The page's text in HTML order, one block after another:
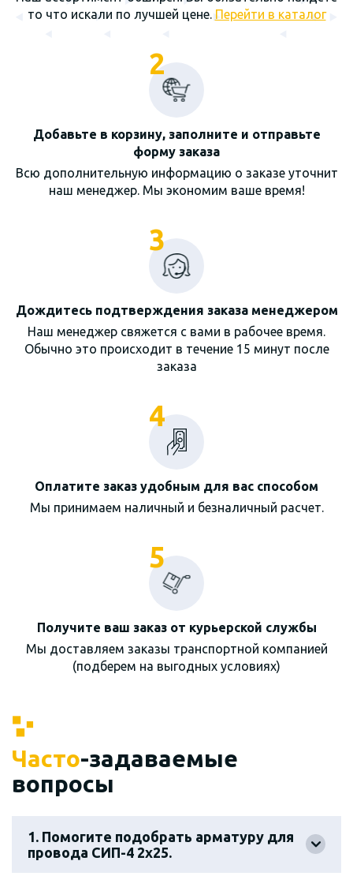
то что искали по лучшей цене. Перейти в каталог
2
Добавьте в корзину, заполните и отправьте
форму заказа
Всю дополнительную информацию о заказе уточнит
наш менеджер. Мы экономим ваше время!
3
Дождитесь подтверждения заказа менеджером
Наш менеджер свяжется с вами в рабочее время.
Обычно это происходит в течение 15 минут после
заказа
4
Оплатите заказ удобным для вас способом
Мы принимаем наличный и безналичный расчет.
5
Получите ваш заказ от курьерской службы
Мы доставляем заказы транспортной компанией
(подберем на выгодных условиях)
Часто-задаваемые
вопросы
1. Помогите подобрать арматуру для
провода СИП-4 2х25.